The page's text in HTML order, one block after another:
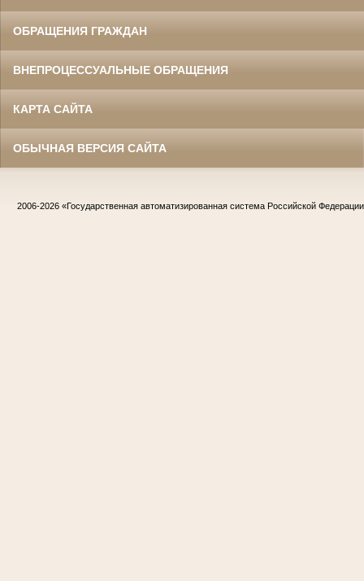
ОБРАЩЕНИЯ ГРАЖДАН
ВНЕПРОЦЕССУАЛЬНЫЕ ОБРАЩЕНИЯ
КАРТА САЙТА
ОБЫЧНАЯ ВЕРСИЯ САЙТА
2006-2026 «Государственная автоматизированная система Российской